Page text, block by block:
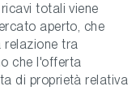
totali viene
aperto, che
relazione tra
che l'offerta
di proprietà relativa